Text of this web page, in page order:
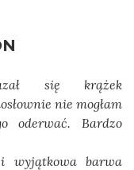
się krążek
nie mogłam
oderwać. Bardzo
i wyjątkowa barwa